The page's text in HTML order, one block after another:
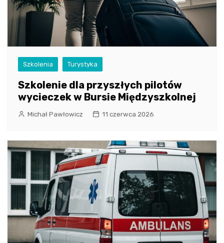
Szkolenia Turystyka
Szkolenie dla przyszłych pilotów
wycieczek w Bursie Międzyszkolnej
Michał Pawłowicz 11 czerwca 2026